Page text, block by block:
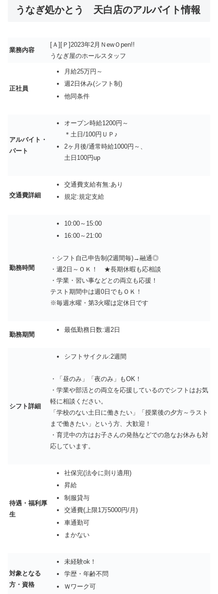
うなぎ処かとう 天白店のアルバイト情報
業務内容
[Ａ][Ｐ]2023年2月ＮewＯpen!!
うなぎ屋のホールスタッフ
正社員
月給25万円～
週2日休み(シフト制)
他同条件
アルバイト・
パート
オープン時給1200円～
＊土日/100円ＵＰ♪
2ヶ月後/通常時給1000円～、
土日100円up
交通費詳細
交通費支給有無:あり
規定:規定支給
勤務時間
10:00～15:00
16:00～21:00
・シフト自己申告制(2週間毎)→融通◎
・週2日～ＯＫ！ ★長期休暇も応相談
・学業・習い事などとの両立も応援！
テスト期間中は週0日でもＯＫ！
※毎週水曜・第3火曜は定休日です
勤務期間
最低勤務日数:週2日
シフト詳細
シフトサイクル:2週間
・「昼のみ」「夜のみ」もOK！
・学業や部活との両立を応援しているのでシフトはお気
軽に相談ください。
「学校のない土日に働きたい」「授業後の夕方～ラスト
まで働きたい」という方、大歓迎！
・育児中の方はお子さんの発熱などでの急なお休みも対
応しています。
待遇・福利厚
生
社保完(法令に則り適用)
昇給
制服貸与
交通費(上限1万5000円/月)
車通勤可
まかない
対象となる
方・資格
未経験ok！
学歴・年齢不問
Ｗワーク可